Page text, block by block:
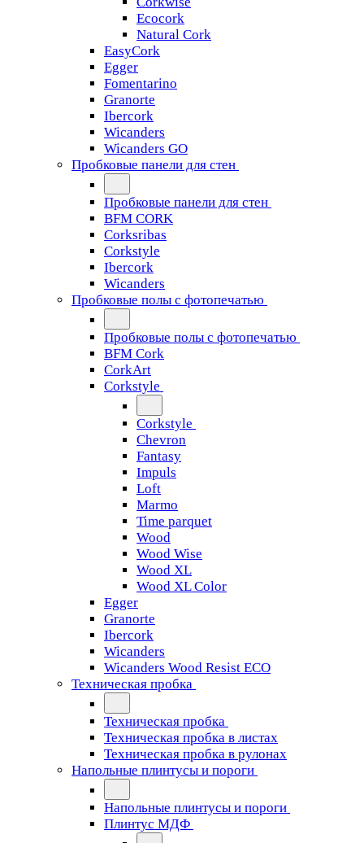
Ecocork
Natural Cork
EasyCork
Egger
Fomentarino
Granorte
Ibercork
Wicanders
Wicanders GO
Пробковые панели для стен
Пробковые панели для стен
BFM CORK
Corksribas
Corkstyle
Ibercork
Wicanders
Пробковые полы с фотопечатью
Пробковые полы с фотопечатью
BFM Cork
CorkArt
Corkstyle
Corkstyle
Chevron
Fantasy
Impuls
Loft
Marmo
Time parquet
Wood
Wood Wise
Wood XL
Wood XL Color
Egger
Granorte
Ibercork
Wicanders
Wicanders Wood Resist ECO
Техническая пробка
Техническая пробка
Техническая пробка в листах
Техническая пробка в рулонах
Напольные плинтусы и пороги
Напольные плинтусы и пороги
Плинтус МДФ